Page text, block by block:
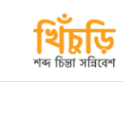
content
খিচুড়ি
শব্দ চিন্তা সন্নিবেশ